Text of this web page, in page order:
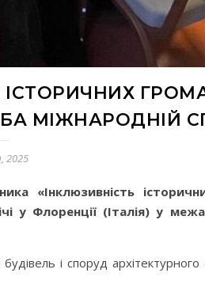
МІЖНАРОДНІЙ
2025
«Інклюзивність
у Флоренції (Італія) у
і споруд